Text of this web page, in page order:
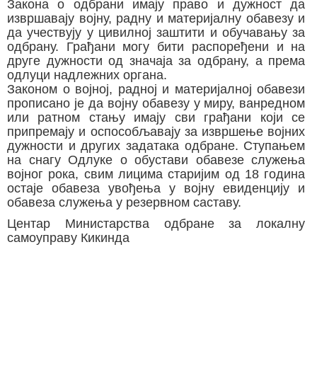
Закона о одбрани имају право и дужност да
извршавају војну, радну и материјалну обавезу и
да учествују у цивилној заштити и обучавању за
одбрану. Грађани могу бити распоређени и на
друге дужности од значаја за одбрану, а према
одлуци надлежних органа.
Законом о војној, радној и материјалној обавези
прописано је да војну обавезу у миру, ванредном
или ратном стању имају сви грађани који се
припремају и оспособљавају за извршење војних
дужности и других задатака одбране. Ступањем
на снагу Одлуке о обустави обавезе служења
војног рока, свим лицима старијим од 18 година
остаје обавеза увођења у војну евиденцију и
обавеза служења у резервном саставу.
Центар Министарства одбране за локалну
самоуправу Кикинда